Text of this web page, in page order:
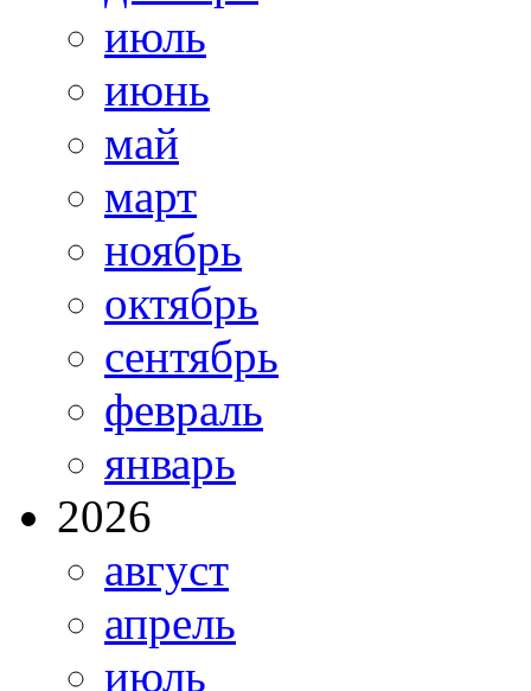
июль
июнь
май
март
ноябрь
октябрь
сентябрь
февраль
январь
2026
август
апрель
июль